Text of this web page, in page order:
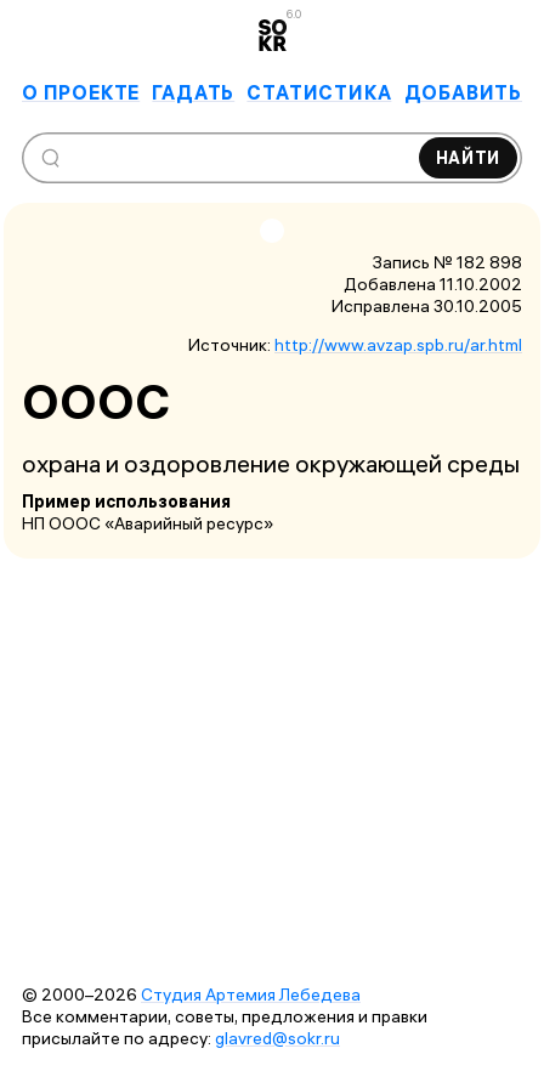
6.0
О ПРОЕКТЕ ГАДАТЬ СТАТИСТИКА ДОБАВИТЬ
НАЙТИ
Запись № 182 898
Добавлена 11.10.2002
Исправлена 30.10.2005
Источник: http://www.avzap.spb.ru/ar.html
ОООС
охрана и оздоровление окружающей среды
Пример использования
НП ОООС «Аварийный ресурс»
© 2000–2026 Студия Артемия Лебедева
Все комментарии, советы, предложения и правки
присылайте по адресу: glavred@sokr.ru